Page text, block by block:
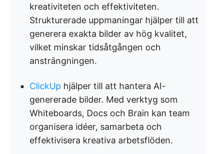
kreativiteten och effektiviteten.
Strukturerade uppmaningar hjälper till att
generera exakta bilder av hög kvalitet,
vilket minskar tidsåtgången och
ansträngningen.
ClickUp hjälper till att hantera AI-
genererade bilder. Med verktyg som
Whiteboards, Docs och Brain kan team
organisera idéer, samarbeta och
effektivisera kreativa arbetsflöden.